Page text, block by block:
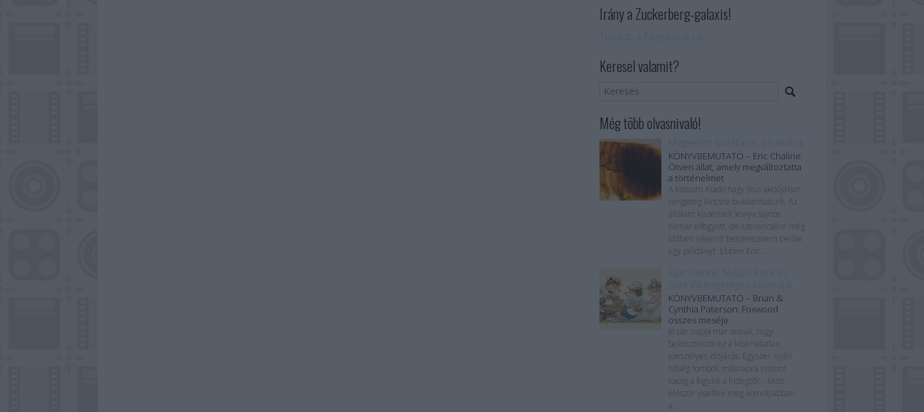
Irány a Zuckerberg-galaxis!
Tovább a Facebook-ra
Keresel valamit?
Még több olvasnivaló!
Megvetett barátaink, az állatok
KÖNYVBEMUTATÓ – Eric Chaline:
Ötven állat, amely megváltoztatta
a történelmet
A Kossuth Kiadó nagy őszi akciójában
rengeteg kincsre bukkanhatunk. Az
általam kiszemelt könyv sajnos
hamar elfogyott, de szerencsére még
időben sikerült beszereznem belőle
egy példányt. Ebben Eric...
Egér Henrik, Nyuszi Robi és
Süni Vili fergeteges kalandjai
KÖNYVBEMUTATÓ – Brian &
Cynthia Paterson: Foxwood
összes meséje
Jó pár napja már annak, hogy
beköszöntött ez a kibírhatatlan,
szeszélyes időjárás. Egyszer nyári
hőség tombol, másnapra viszont
vacog a fogunk a hidegtől… Most
először viseltek meg komolyabban
a...